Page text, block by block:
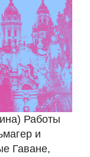
Работы
и
Гаване,